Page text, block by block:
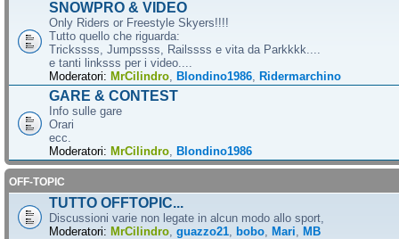
SNOWPRO & VIDEO
Only Riders or Freestyle Skyers!!!!
Tutto quello che riguarda:
Trickssss, Jumpssss, Railssss e vita da Parkkkk....
e tanti linksss per i video....
Moderatori: MrCilindro Blondino1986 Ridermarchino
GARE & CONTEST
Info sulle gare
Orari
ecc.
Moderatori: MrCilindro Blondino1986
OFF-TOPIC
TUTTO OFFTOPIC...
Discussioni varie non legate in alcun modo allo sport,
Moderatori: MrCilindro guazzo21 bobo Mari MB